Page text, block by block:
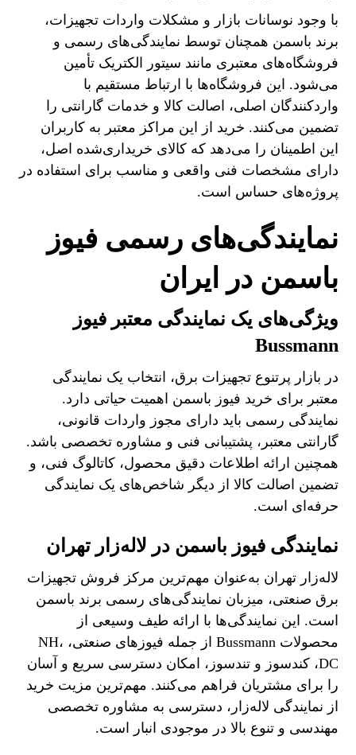
با وجود نوسانات بازار و مشکلات واردات تجهیزات،
برند باسمن همچنان توسط نمایندگی‌های رسمی و
فروشگاه‌های معتبری مانند سیتور الکتریک تأمین
می‌شود. این فروشگاه‌ها با ارتباط مستقیم با
واردکنندگان اصلی، اصالت کالا و خدمات گارانتی را
تضمین می‌کنند. خرید از این مراکز معتبر به کاربران
این اطمینان را می‌دهد که کالای خریداری‌شده اصل،
دارای مشخصات فنی واقعی و مناسب برای استفاده در
پروژه‌های حساس است.
نمایندگی‌های رسمی فیوز
باسمن در ایران
ویژگی‌های یک نمایندگی معتبر فیوز
Bussmann
در بازار پرتنوع تجهیزات برق، انتخاب یک نمایندگی
معتبر برای خرید فیوز باسمن اهمیت حیاتی دارد.
نمایندگی رسمی باید دارای مجوز واردات قانونی،
گارانتی معتبر، پشتیبانی فنی و مشاوره تخصصی باشد.
همچنین ارائه اطلاعات دقیق محصول، کاتالوگ فنی، و
تضمین اصالت کالا از دیگر شاخص‌های یک نمایندگی
حرفه‌ای است.
نمایندگی فیوز باسمن در لاله‌زار تهران
لاله‌زار تهران به‌عنوان مهم‌ترین مرکز فروش تجهیزات
برق صنعتی، میزبان نمایندگی‌های رسمی برند باسمن
است. این نمایندگی‌ها با ارائه طیف وسیعی از
محصولات Bussmann از جمله فیوزهای صنعتی، NH،
DC، کندسوز و تندسوز، امکان دسترسی سریع و آسان
را برای مشتریان فراهم می‌کنند. مهم‌ترین مزیت خرید
از نمایندگی لاله‌زار، دسترسی به مشاوره تخصصی
مهندسی و تنوع بالا در موجودی انبار است.